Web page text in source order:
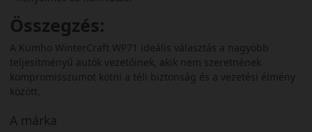
Összegzés:
A Kumho WinterCraft WP71 ideális választás a nagyobb
teljesítményű autók vezetőinek, akik nem szeretnének
kompromisszumot kötni a téli biztonság és a vezetési élmény
között.
A márka